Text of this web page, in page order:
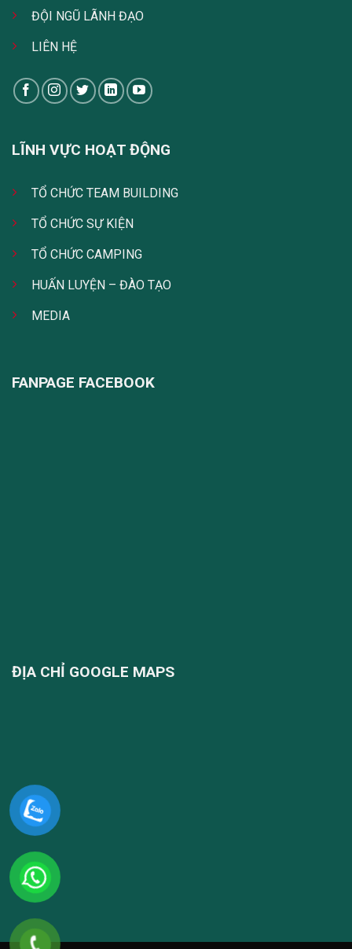
ĐỘI NGŨ LÃNH ĐẠO
LIÊN HỆ
LĨNH VỰC HOẠT ĐỘNG
TỔ CHỨC TEAM BUILDING
TỔ CHỨC SỰ KIỆN
TỔ CHỨC CAMPING
HUẤN LUYỆN – ĐÀO TẠO
MEDIA
FANPAGE FACEBOOK
ĐỊA CHỈ GOOGLE MAPS